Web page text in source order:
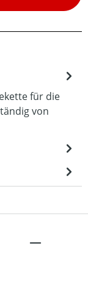
für die
von